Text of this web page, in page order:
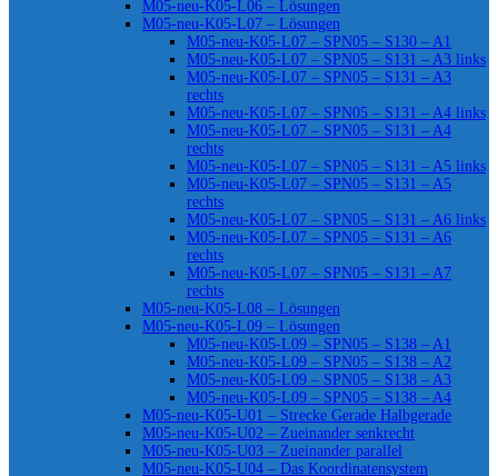
M05-neu-K05-L06 – Lösungen
M05-neu-K05-L07 – Lösungen
M05-neu-K05-L07 – SPN05 – S130 – A1
M05-neu-K05-L07 – SPN05 – S131 – A3 links
M05-neu-K05-L07 – SPN05 – S131 – A3
rechts
M05-neu-K05-L07 – SPN05 – S131 – A4 links
M05-neu-K05-L07 – SPN05 – S131 – A4
rechts
M05-neu-K05-L07 – SPN05 – S131 – A5 links
M05-neu-K05-L07 – SPN05 – S131 – A5
rechts
M05-neu-K05-L07 – SPN05 – S131 – A6 links
M05-neu-K05-L07 – SPN05 – S131 – A6
rechts
M05-neu-K05-L07 – SPN05 – S131 – A7
rechts
M05-neu-K05-L08 – Lösungen
M05-neu-K05-L09 – Lösungen
M05-neu-K05-L09 – SPN05 – S138 – A1
M05-neu-K05-L09 – SPN05 – S138 – A2
M05-neu-K05-L09 – SPN05 – S138 – A3
M05-neu-K05-L09 – SPN05 – S138 – A4
M05-neu-K05-U01 – Strecke Gerade Halbgerade
M05-neu-K05-U02 – Zueinander senkrecht
M05-neu-K05-U03 – Zueinander parallel
M05-neu-K05-U04 – Das Koordinatensystem